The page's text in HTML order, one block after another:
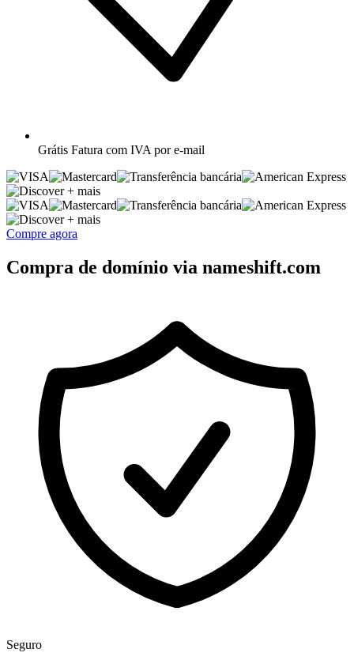
Grátis Fatura com IVA por e-mail
+ mais
+ mais
Compre agora
Compra de domínio via nameshift.com
Seguro